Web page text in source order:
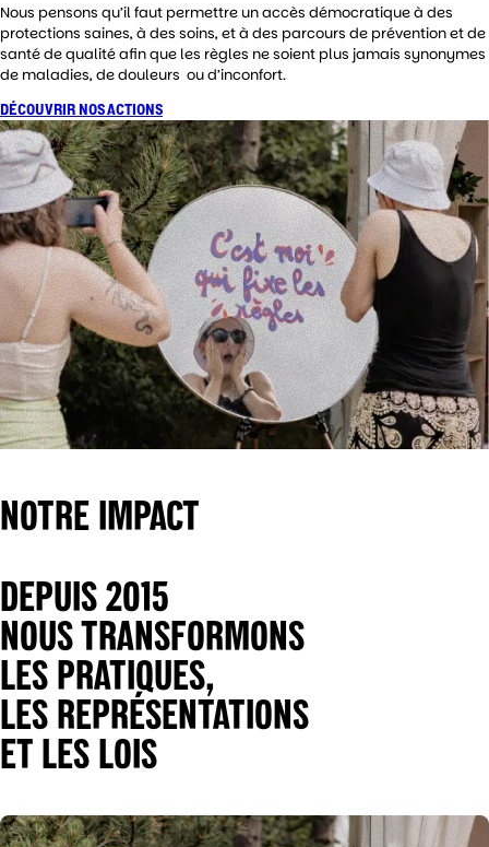
Nous pensons qu’il faut permettre un accès démocratique à des
protections saines, à des soins, et à des parcours de prévention et de
santé de qualité afin que les règles ne soient plus jamais synonymes
de maladies, de douleurs ou d’inconfort.
DÉCOUVRIR NOS ACTIONS
NOTRE IMPACT
DEPUIS 2015
NOUS TRANSFORMONS
LES PRATIQUES,
LES REPRÉSENTATIONS
ET LES LOIS